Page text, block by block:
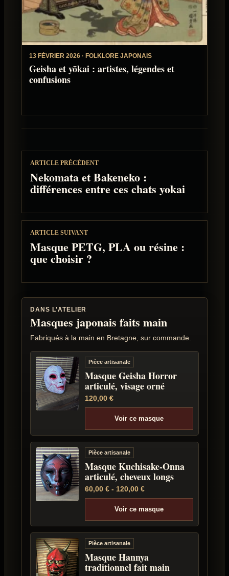
13 FÉVRIER 2026 · FOLKLORE JAPONAIS
Geisha et yōkai : artistes, légendes et
confusions
ARTICLE PRÉCÉDENT
Nekomata et Bakeneko :
différences entre ces chats yokai
ARTICLE SUIVANT
Masque PETG, PLA ou résine :
que choisir ?
DANS L’ATELIER
Masques japonais faits main
Fabriqués à la main en Bretagne, sur commande.
Pièce artisanale
Masque Geisha Horror
articulé, visage orné
120,00 €
Voir ce masque
Pièce artisanale
Masque Kuchisake-Onna
articulé, cheveux longs
60,00 € - 120,00 €
Voir ce masque
Pièce artisanale
Masque Hannya
traditionnel fait main